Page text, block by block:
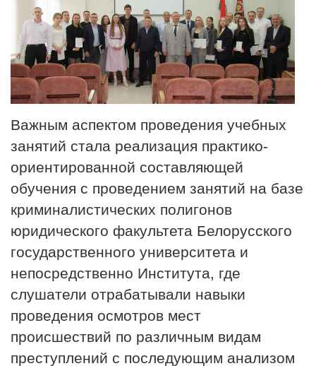
Важным аспектом проведения учебных
занятий стала реализация практико-
ориентированной составляющей
обучения с проведением занятий на базе
криминалистических полигонов
юридического факультета Белорусского
государственного университета и
непосредственно Института, где
слушатели отрабатывали навыки
проведения осмотров мест
происшествий по различным видам
преступлений с последующим анализом